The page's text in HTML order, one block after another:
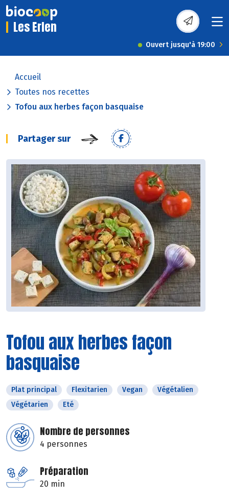
Les Erlen
Ouvert jusqu'à 19:00
Accueil
Toutes nos recettes
Tofou aux herbes façon basquaise
Partager sur
Tofou aux herbes façon
basquaise
Plat principal Flexitarien Vegan
Végétalien
Végétarien
Eté
Nombre de personnes
4 personnes
Préparation
20 min